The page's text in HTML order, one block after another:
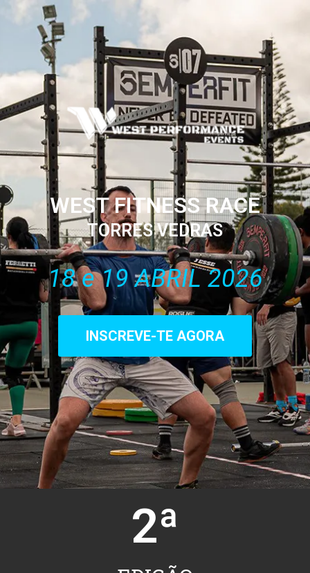
WEST FITNESS RACE
TORRES VEDRAS
18 e 19 ABRIL 2026
INSCREVE-TE AGORA
2ª